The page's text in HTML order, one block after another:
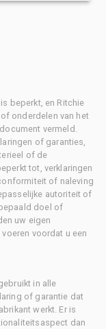
beperkt, en Ritchie
onderdelen van het
vermeld.
of garanties,
of de
tot, verklaringen
of naleving
autoriteit of
doel of
uw eigen
voordat u een
in alle
of garantie dat
werkt. Er is
dan